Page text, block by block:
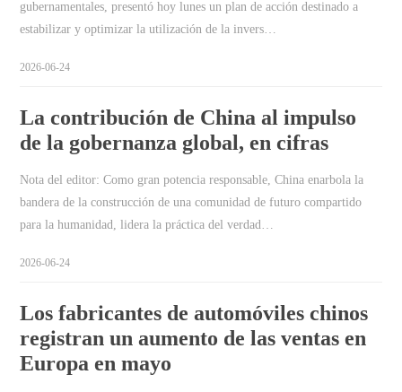
gubernamentales, presentó hoy lunes un plan de acción destinado a
estabilizar y optimizar la utilización de la invers…
2026-06-24
La contribución de China al impulso
de la gobernanza global, en cifras
Nota del editor: Como gran potencia responsable, China enarbola la
bandera de la construcción de una comunidad de futuro compartido
para la humanidad, lidera la práctica del verdad…
2026-06-24
Los fabricantes de automóviles chinos
registran un aumento de las ventas en
Europa en mayo